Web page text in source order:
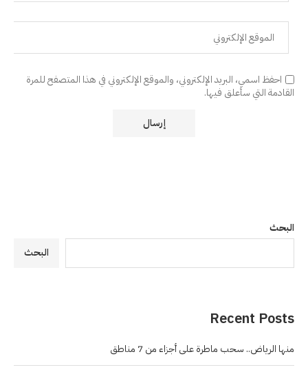
احفظ اسمي، البريد الإلكتروني، والموقع الإلكتروني في هذا المتصفح للمرة
القادمة التي سأعلق فيها.
البحث
البحث
Recent Posts
منها الرياض.. سحب ماطرة على أجزاء من 7 مناطق